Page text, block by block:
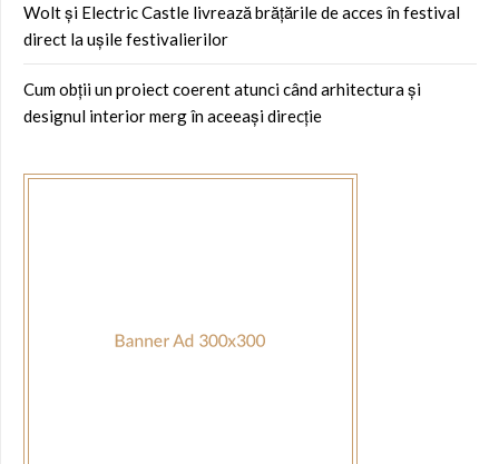
Wolt și Electric Castle livrează brățările de acces în festival
direct la ușile festivalierilor
Cum obții un proiect coerent atunci când arhitectura și
designul interior merg în aceeași direcție